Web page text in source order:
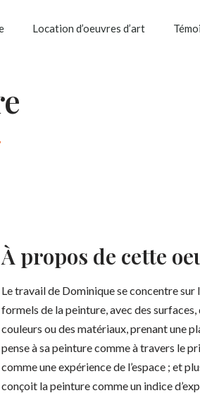
Location d’oeuvres d’art
À propos de cette
Le travail de Dominique se concentre sur
formels de la peinture, avec des surfaces,
couleurs ou des matériaux, prenant une
pense à sa peinture comme à travers le
comme une expérience de l’espace ; et
conçoit la peinture comme un indice